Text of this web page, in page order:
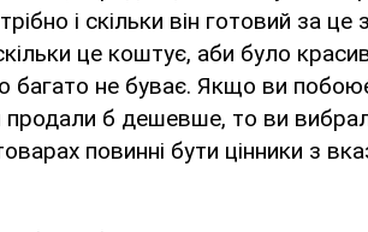
і скільки він готовий за це
це коштує, аби було
багато не буває. Якщо ви
б дешевше, то ви
повинні бути цінники з